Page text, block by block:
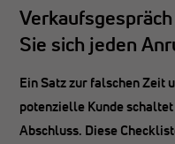
Sie sich jeden
Ein Satz zur falschen Zeit
potenzielle Kunde
Abschluss. Diese